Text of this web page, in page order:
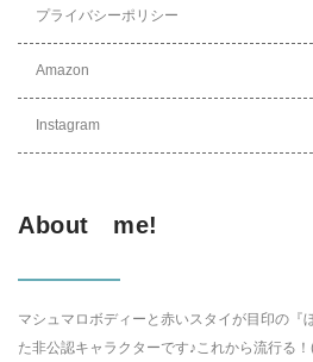
プライバシーポリシー
Amazon
Instagram
About me!
マシュマロボディーと赤いスタイが目印の『
た非公認キャラクターです♪これから流行る